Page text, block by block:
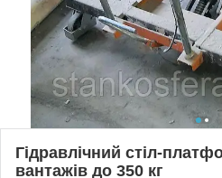
Гідравлічний стіл-
вантажів до 350 кг